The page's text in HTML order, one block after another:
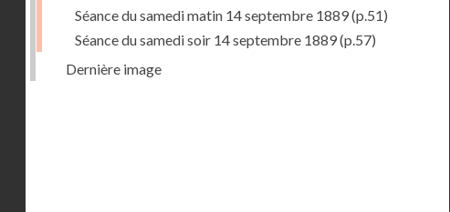
Séance du samedi matin 14 septembre 1889(p.51)
Séance du samedi soir 14 septembre 1889(p.57)
Dernière image